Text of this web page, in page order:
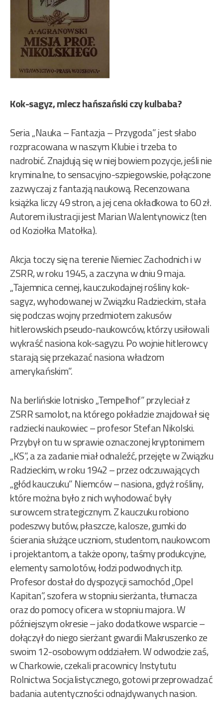
Kok-sagyz, mlecz hańszański czy kulbaba?
Seria „Nauka – Fantazja – Przygoda” jest słabo
rozpracowana w naszym Klubie i trzeba to
nadrobić. Znajdują się w niej bowiem pozycje, jeśli nie
kryminalne, to sensacyjno-szpiegowskie, połączone
zazwyczaj z fantazją naukową. Recenzowana
książka liczy 49 stron, a jej cena okładkowa to 60 zł.
Autorem ilustracji jest Marian Walentynowicz (ten
od Koziołka Matołka).
Akcja toczy się na terenie Niemiec Zachodnich i w
ZSRR, w roku 1945, a zaczyna w dniu 9 maja.
„Tajemnica cennej, kauczukodajnej rośliny kok-
sagyz, wyhodowanej w Związku Radzieckim, stała
się podczas wojny przedmiotem zakusów
hitlerowskich pseudo-naukowców, którzy usiłowali
wykraść nasiona kok-sagyzu. Po wojnie hitlerowcy
starają się przekazać nasiona władzom
amerykańskim”.
Na berlińskie lotnisko „Tempelhof” przyleciał z
ZSRR samolot, na którego pokładzie znajdował się
radziecki naukowiec – profesor Stefan Nikolski.
Przybył on tu w sprawie oznaczonej kryptonimem
„KS”, a za zadanie miał odnaleźć, przejęte w Związku
Radzieckim, w roku 1942 – przez odczuwających
„głód kauczuku” Niemców – nasiona, gdyż rośliny,
które można było z nich wyhodować były
surowcem strategicznym. Z kauczuku robiono
podeszwy butów, płaszcze, kalosze, gumki do
ścierania służące uczniom, studentom, naukowcom
i projektantom, a także opony, taśmy produkcyjne,
elementy samolotów, łodzi podwodnych itp.
Profesor dostał do dyspozycji samochód „Opel
Kapitan”, szofera w stopniu sierżanta, tłumacza
oraz do pomocy oficera w stopniu majora. W
późniejszym okresie – jako dodatkowe wsparcie –
dołączył do niego sierżant gwardii Makruszenko ze
swoim 12-osobowym oddziałem. W odwodzie zaś,
w Charkowie, czekali pracownicy Instytutu
Rolnictwa Socjalistycznego, gotowi przeprowadzać
badania autentyczności odnajdywanych nasion.